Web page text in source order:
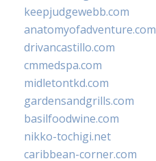
keepjudgewebb.com
anatomyofadventure.com
drivancastillo.com
cmmedspa.com
midletontkd.com
gardensandgrills.com
basilfoodwine.com
nikko-tochigi.net
caribbean-corner.com